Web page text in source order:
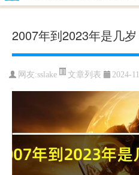
2007年到2023年是几
网友:sslake 文章列表 2024-